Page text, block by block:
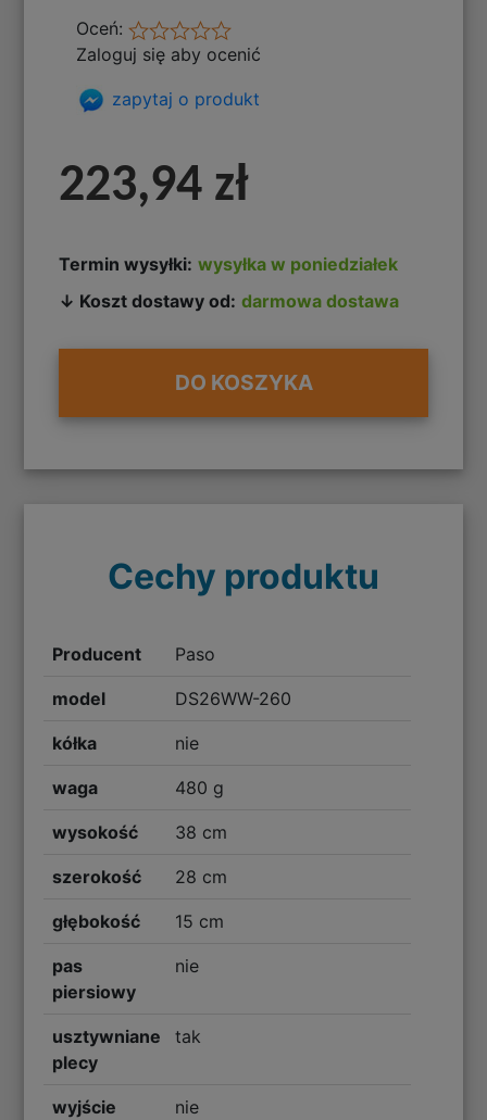
Oceń:
Zaloguj się aby ocenić
zapytaj o produkt
223,94 zł
Termin wysyłki: wysyłka w poniedziałek
↓ Koszt dostawy od: darmowa dostawa
DO KOSZYKA
Cechy produktu
Producent Paso
model DS26WW-260
kółka nie
waga 480 g
wysokość 38 cm
szerokość 28 cm
głębokość 15 cm
pas
piersiowy
nie
usztywniane
plecy
tak
wyjście
nie